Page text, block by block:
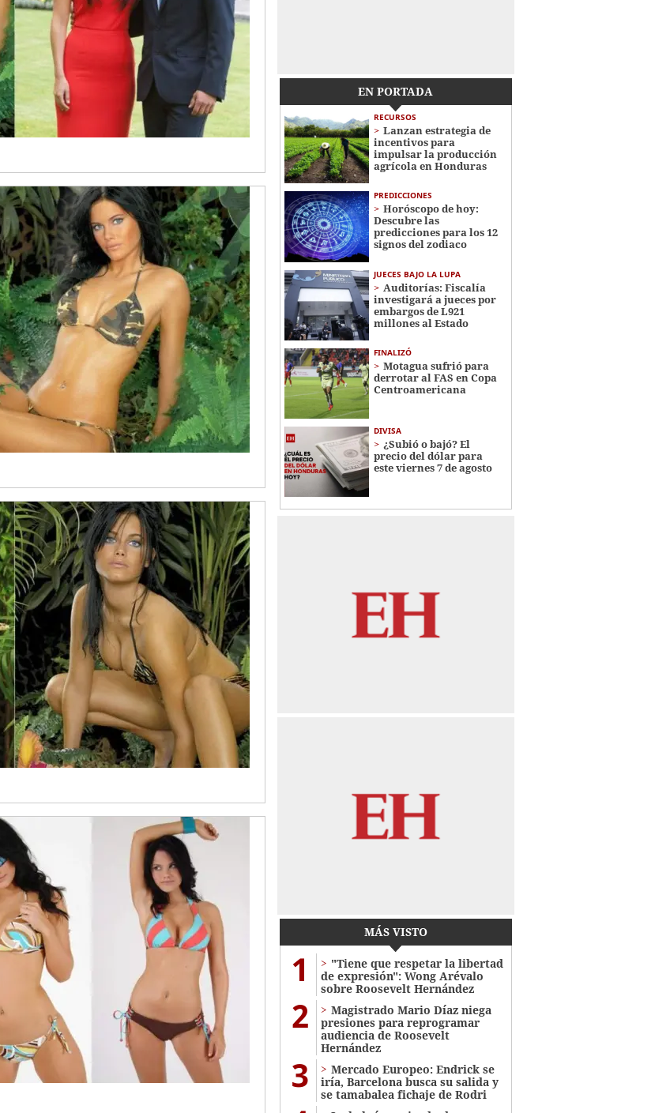
EN PORTADA
RECURSOS
Lanzan estrategia de
incentivos para
impulsar la producción
agrícola en Honduras
PREDICCIONES
Horóscopo de hoy:
Descubre las
predicciones para los 12
signos del zodiaco
JUECES BAJO LA LUPA
Auditorías: Fiscalía
investigará a jueces por
embargos de L921
millones al Estado
FINALIZÓ
Motagua sufrió para
derrotar al FAS en Copa
Centroamericana
DIVISA
¿Subió o bajó? El
precio del dólar para
este viernes 7 de agosto
MÁS VISTO
1
"Tiene que respetar la libertad
de expresión": Wong Arévalo
sobre Roosevelt Hernández
2
Magistrado Mario Díaz niega
presiones para reprogramar
audiencia de Roosevelt
Hernández
3
Mercado Europeo: Endrick se
iría, Barcelona busca su salida y
se tamabalea fichaje de Rodri